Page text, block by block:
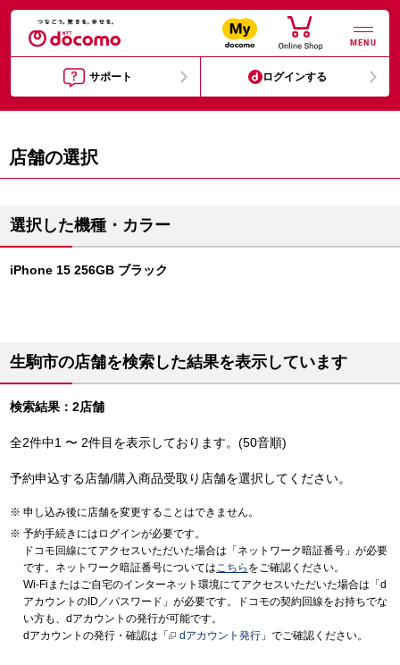
MENU
サポート ログインする
店舗の選択
選択した機種・カラー
iPhone 15 256GB ブラック
生駒市の店舗を検索した結果を表示しています
検索結果：2店舗
全2件中1 〜 2件目を表示しております。(50音順)
予約申込する店舗/購入商品受取り店舗を選択してください。
申し込み後に店舗を変更することはできません。
予約手続きにはログインが必要です。
ドコモ回線にてアクセスいただいた場合は「ネットワーク暗証番号」が必要
です。ネットワーク暗証番号についてはこちら をご確認ください。
Wi-Fiまたはご自宅のインターネット環境にてアクセスいただいた場合は「d
アカウントのID／パスワード」が必要です。ドコモの契約回線をお持ちでな
い方も、dアカウントの発行が可能です。
dアカウントの発行・確認は「
dアカウント発行 」でご確認ください。